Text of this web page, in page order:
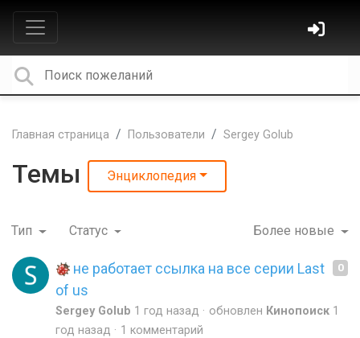
Главная страница Пользователи Sergey Golub
Темы Энциклопедия
Тип Статус Более новые
0
не работает ссылка на все серии Last
of us
Sergey Golub 1 год назад обновлен Кинопоиск 1
год назад
1 комментарий